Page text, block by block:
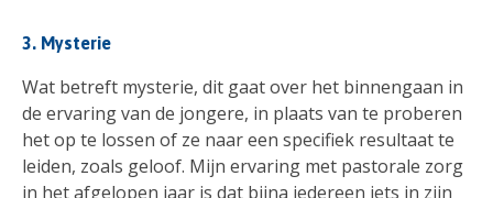
3. Mysterie
Wat betreft mysterie, dit gaat over het binnengaan in
de ervaring van de jongere, in plaats van te proberen
het op te lossen of ze naar een specifiek resultaat te
leiden, zoals geloof. Mijn ervaring met pastorale zorg
in het afgelopen jaar is dat bijna iedereen iets in zijn